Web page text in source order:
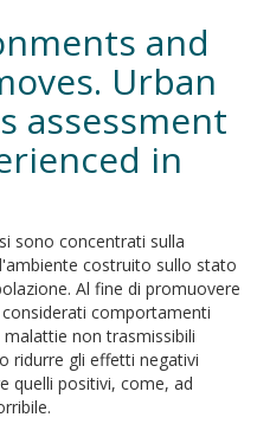
and
Urban
assessment
in
sono concentrati sulla
costruito sullo stato
Al fine di promuovere
comportamenti
non trasmissibili
ridurre gli effetti negativi
quelli positivi, come, ad